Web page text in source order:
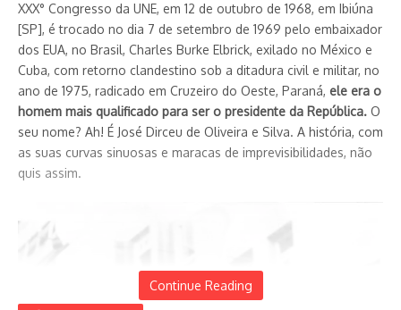
XXX° Congresso da UNE, em 12 de outubro de 1968, em Ibiúna
[SP], é trocado no dia 7 de setembro de 1969 pelo embaixador
dos EUA, no Brasil, Charles Burke Elbrick, exilado no México e
Cuba, com retorno clandestino sob a ditadura civil e militar, no
ano de 1975, radicado em Cruzeiro do Oeste, Paraná, ele era o
homem mais qualificado para ser o presidente da República. O
seu nome? Ah! É José Dirceu de Oliveira e Silva. A história, com
as suas curvas sinuosas e maracas de imprevisibilidades, não
quis assim.
Continue Reading